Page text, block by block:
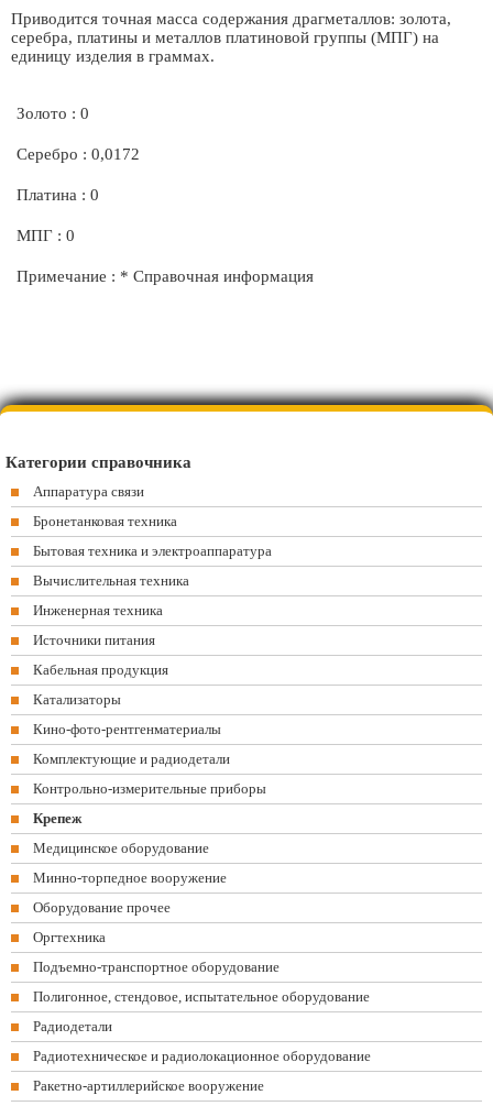
Приводится точная масса содержания драгметаллов: золота,
серебра, платины и металлов платиновой группы (МПГ) на
единицу изделия в граммах.
Золото : 0
Серебро : 0,0172
Платина : 0
МПГ : 0
Примечание : * Справочная информация
Категории справочника
Аппаратура связи
Бронетанковая техника
Бытовая техника и электроаппаратура
Вычислительная техника
Инженерная техника
Источники питания
Кабельная продукция
Катализаторы
Кино-фото-рентгенматериалы
Комплектующие и радиодетали
Контрольно-измерительные приборы
Крепеж
Медицинское оборудование
Минно-торпедное вооружение
Оборудование прочее
Оргтехника
Подъемно-транспортное оборудование
Полигонное, стендовое, испытательное оборудование
Радиодетали
Радиотехническое и радиолокационное оборудование
Ракетно-артиллерийское вооружение